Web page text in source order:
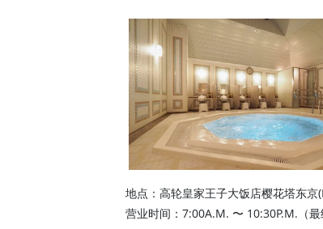
地点：高轮皇家王子大饭店樱花塔东京
营业时间：7:00A.M. 〜 10:30P.M.（最